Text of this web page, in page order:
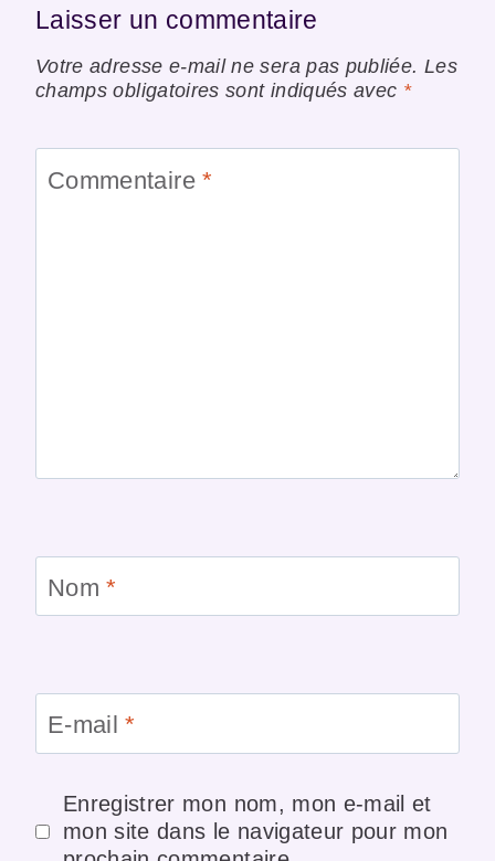
Laisser un commentaire
Votre adresse e-mail ne sera pas publiée. Les
champs obligatoires sont indiqués avec *
Commentaire*
Nom*
E-mail*
Enregistrer mon nom, mon e-mail et
mon site dans le navigateur pour mon